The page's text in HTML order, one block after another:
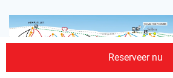
Reserveer nu